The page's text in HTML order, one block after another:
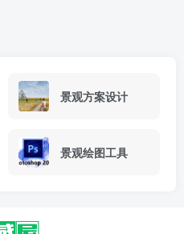
景观方案设计
景观绘图工具